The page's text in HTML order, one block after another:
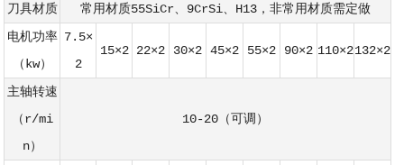
刀具材质
常用材质55SiCr、9CrSi、H13，非常用材质需定做
电机功率
（kw）
7.5×
2
15×2 22×2 30×2 45×2 55×2 90×2 110×2132×2
主轴转速
（r/mi
n）
10-20（可调）